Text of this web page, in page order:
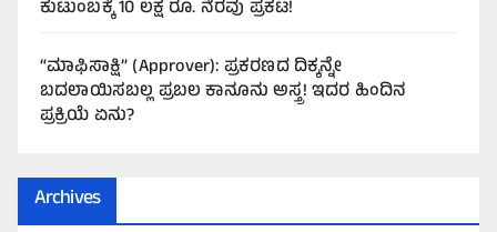
ಕುಟುಂಬಕ್ಕೆ 10 ಲಕ್ಷ ರೂ. ನೆರವು ಪ್ರಕಟ!
“ಮಾಫಿಸಾಕ್ಷಿ” (Approver): ಪ್ರಕರಣದ ದಿಕ್ಕನ್ನೇ
ಬದಲಾಯಿಸಬಲ್ಲ ಪ್ರಬಲ ಕಾನೂನು ಅಸ್ತ್ರ! ಇದರ ಹಿಂದಿನ
ಪ್ರಕ್ರಿಯೆ ಏನು?
Archives